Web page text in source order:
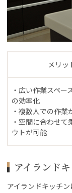
メリッ
・広い作業スペー
の効率化
・複数人での作業
・空間に合わせて
ウトが可能
アイランド
アイランドキッチ